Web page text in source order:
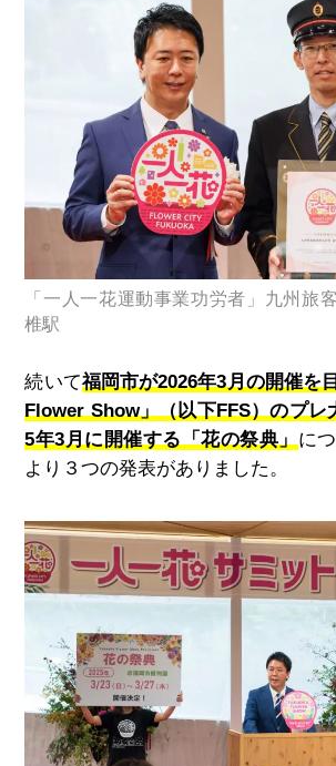
「一人一花運動事業功労者」九州旅
椎駅
続いて福岡市が2026年3月の開催を
Flower Show」（以下FFS）のプレ
5年3月に開催する「花の祭典」 に
より３つの発表がありました。